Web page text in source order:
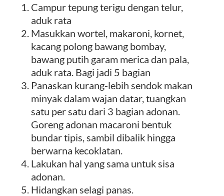
Campur tepung terigu dengan telur,
aduk rata
Masukkan wortel, makaroni, kornet,
kacang polong bawang bombay,
bawang putih garam merica dan pala,
aduk rata. Bagi jadi 5 bagian
Panaskan kurang-lebih sendok makan
minyak dalam wajan datar, tuangkan
satu per satu dari 3 bagian adonan.
Goreng adonan macaroni bentuk
bundar tipis, sambil dibalik hingga
berwarna kecoklatan.
Lakukan hal yang sama untuk sisa
adonan.
Hidangkan selagi panas.